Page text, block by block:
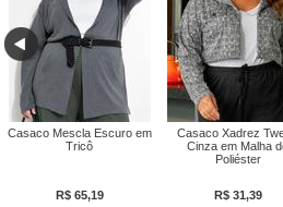
Casaco Mescla Escuro em
Tricô
R$ 65,19
Casaco Xadrez
Cinza em Malha
Poliéster
R$ 31,39